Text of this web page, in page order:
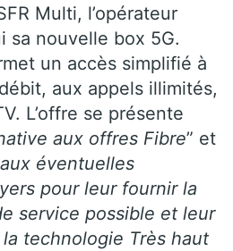
Multi, l’opérateur
sa nouvelle box 5G.
un accès simplifié à
aux appels illimités,
L’offre se présente
aux offres Fibre” et
aux éventuelles
pour leur fournir la
service possible et leur
technologie Très haut